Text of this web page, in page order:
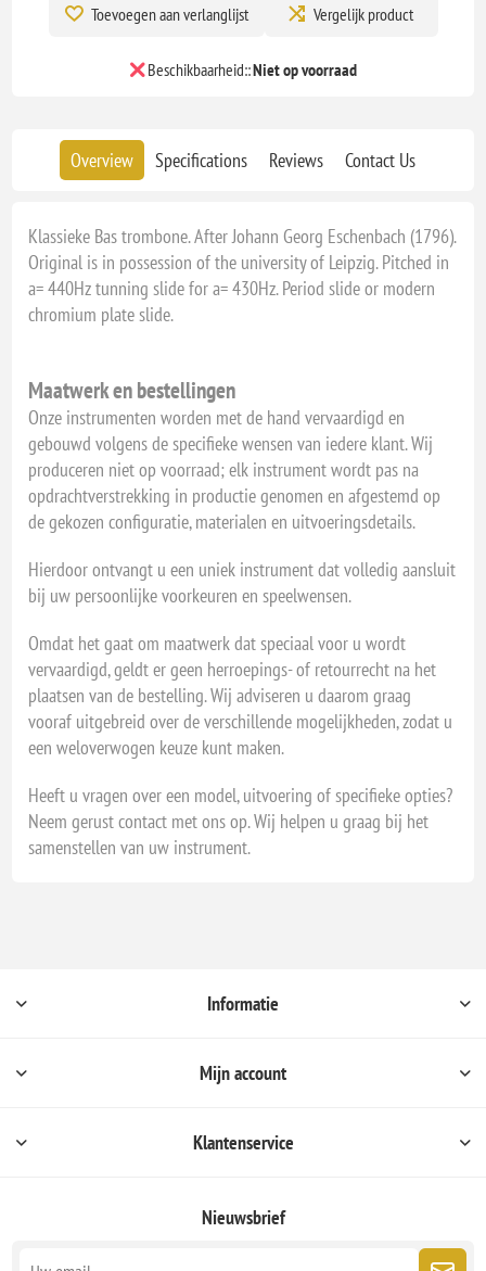
Toevoegen aan verlanglijst Vergelijk product
Beschikbaarheid::Niet op voorraad
Overview Specifications Reviews Contact Us
Klassieke Bas trombone. After Johann Georg Eschenbach (1796).
Original is in possession of the university of Leipzig. Pitched in
a= 440Hz tunning slide for a= 430Hz. Period slide or modern
chromium plate slide.
Maatwerk en bestellingen
Onze instrumenten worden met de hand vervaardigd en
gebouwd volgens de specifieke wensen van iedere klant. Wij
produceren niet op voorraad; elk instrument wordt pas na
opdrachtverstrekking in productie genomen en afgestemd op
de gekozen configuratie, materialen en uitvoeringsdetails.
Hierdoor ontvangt u een uniek instrument dat volledig aansluit
bij uw persoonlijke voorkeuren en speelwensen.
Omdat het gaat om maatwerk dat speciaal voor u wordt
vervaardigd, geldt er geen herroepings- of retourrecht na het
plaatsen van de bestelling. Wij adviseren u daarom graag
vooraf uitgebreid over de verschillende mogelijkheden, zodat u
een weloverwogen keuze kunt maken.
Heeft u vragen over een model, uitvoering of specifieke opties?
Neem gerust contact met ons op. Wij helpen u graag bij het
samenstellen van uw instrument.
Informatie
Mijn account
Klantenservice
Nieuwsbrief